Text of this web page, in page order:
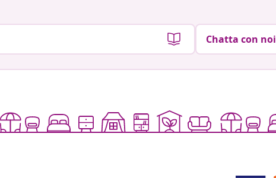
Chatta con noi